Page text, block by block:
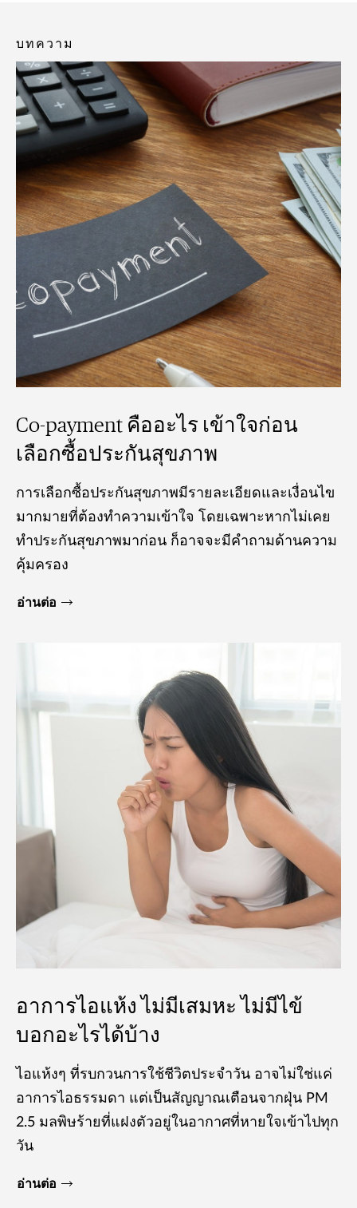
บทความ
Co-payment คืออะไร เข้าใจก่อน
เลือกซื้อประกันสุขภาพ
การเลือกซื้อประกันสุขภาพมีรายละเอียดและเงื่อนไข
มากมายที่ต้องทำความเข้าใจ โดยเฉพาะหากไม่เคย
ทำประกันสุขภาพมาก่อน ก็อาจจะมีคำถามด้านความ
คุ้มครอง
อ่านต่อ
อาการไอแห้ง ไม่มีเสมหะ ไม่มีไข้
บอกอะไรได้บ้าง
ไอแห้งๆ ที่รบกวนการใช้ชีวิตประจำวัน อาจไม่ใช่แค่
อาการไอธรรมดา แต่เป็นสัญญาณเตือนจากฝุ่น PM
2.5 มลพิษร้ายที่แฝงตัวอยู่ในอากาศที่หายใจเข้าไปทุก
วัน
อ่านต่อ